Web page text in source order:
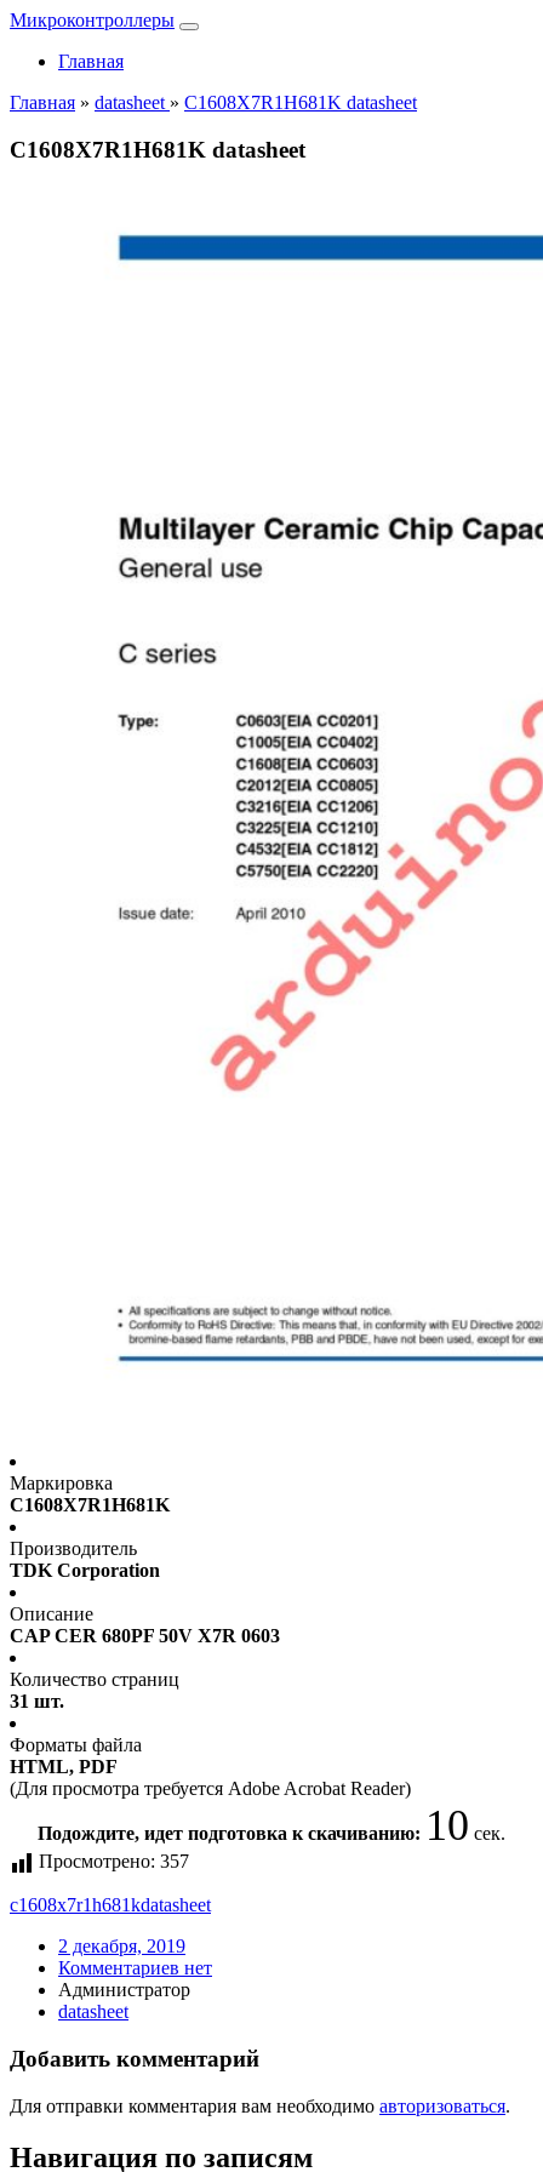
Микроконтроллеры
Главная
Главная » datasheet » C1608X7R1H681K datasheet
C1608X7R1H681K datasheet
Маркировка
C1608X7R1H681K
Производитель
TDK Corporation
Описание
CAP CER 680PF 50V X7R 0603
Количество страниц
31 шт.
Форматы файла
HTML, PDF
(Для просмотра требуется Adobe Acrobat Reader)
Подождите, идет подготовка к скачиванию: 10 сек.
Просмотрено: 357
c1608x7r1h681kdatasheet
2 декабря, 2019
Комментариев нет
Администратор
datasheet
Добавить комментарий
Для отправки комментария вам необходимо авторизоваться.
Навигация по записям